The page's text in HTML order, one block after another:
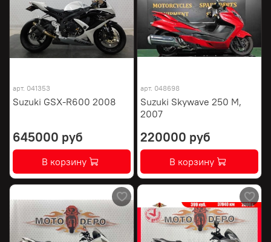
арт. 041353
Suzuki GSX-R600 2008
645000 руб
В корзину
арт. 048698
Suzuki Skywave 250 M,
2007
220000 руб
В корзину